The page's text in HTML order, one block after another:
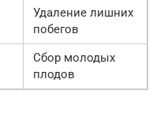
Удаление лишних
побегов
Сбор молодых
плодов